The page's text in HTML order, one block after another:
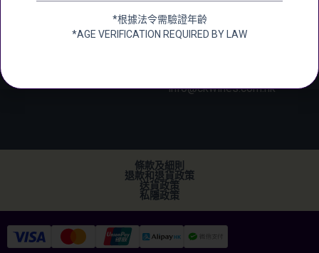
Wan Road, Tai Wai,
info@ckwines.com.hk
條款及細則
退款和退貨政策
送貨政策
私隱政策
*根據法令需驗證年齡
*AGE VERIFICATION REQUIRED BY LAW